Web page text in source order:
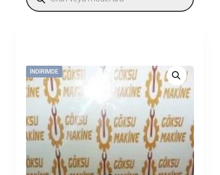
İNDIRIMDE